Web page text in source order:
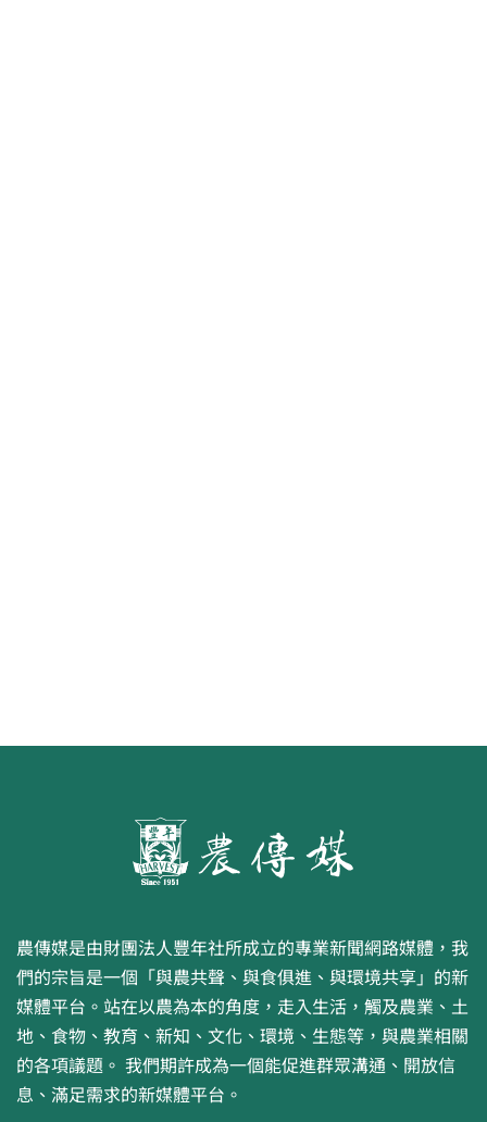
農傳媒是由財團法人豐年社所成立的專業新聞網路媒體，我
們的宗旨是一個「與農共聲、與食俱進、與環境共享」的新
媒體平台。站在以農為本的角度，走入生活，觸及農業、土
地、食物、教育、新知、文化、環境、生態等，與農業相關
的各項議題。 我們期許成為一個能促進群眾溝通、開放信
息、滿足需求的新媒體平台。